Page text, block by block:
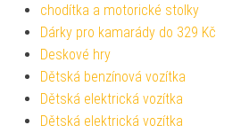
chodítka a motorické stolky
Dárky pro kamarády do 329 Kč
Deskové hry
Dětská benzínová vozítka
Dětská elektrická vozítka
Dětská elektrická vozítka